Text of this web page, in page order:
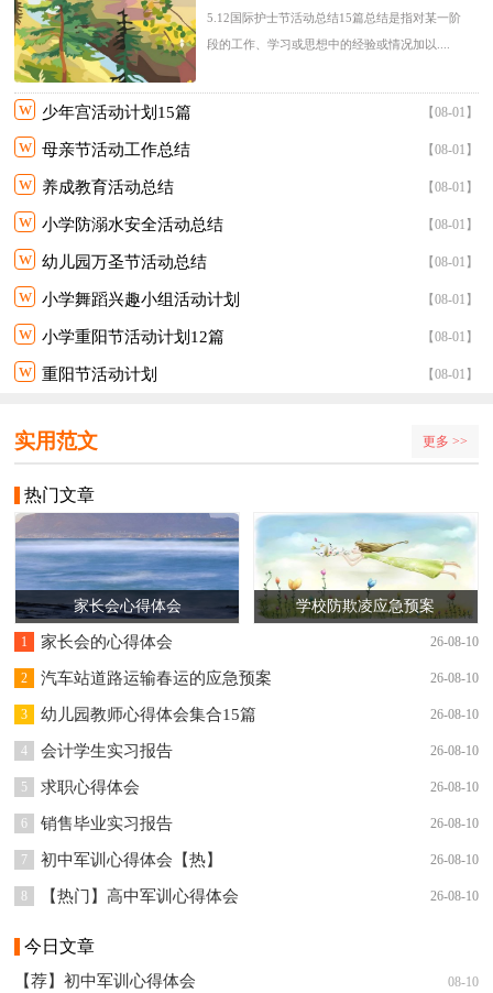
5.12国际护士节活动总结15篇总结是指对某一阶
段的工作、学习或思想中的经验或情况加以....
w 少年宫活动计划15篇 【08-01】
w 母亲节活动工作总结 【08-01】
w 养成教育活动总结 【08-01】
w 小学防溺水安全活动总结 【08-01】
w 幼儿园万圣节活动总结 【08-01】
w 小学舞蹈兴趣小组活动计划 【08-01】
w 小学重阳节活动计划12篇 【08-01】
w 重阳节活动计划 【08-01】
实用范文 更多 >>
热门文章
家长会心得体会 学校防欺凌应急预案
1 家长会的心得体会 26-08-10
2 汽车站道路运输春运的应急预案 26-08-10
3 幼儿园教师心得体会集合15篇 26-08-10
4 会计学生实习报告 26-08-10
5 求职心得体会 26-08-10
6 销售毕业实习报告 26-08-10
7 初中军训心得体会【热】 26-08-10
8 【热门】高中军训心得体会 26-08-10
今日文章
【荐】初中军训心得体会 08-10